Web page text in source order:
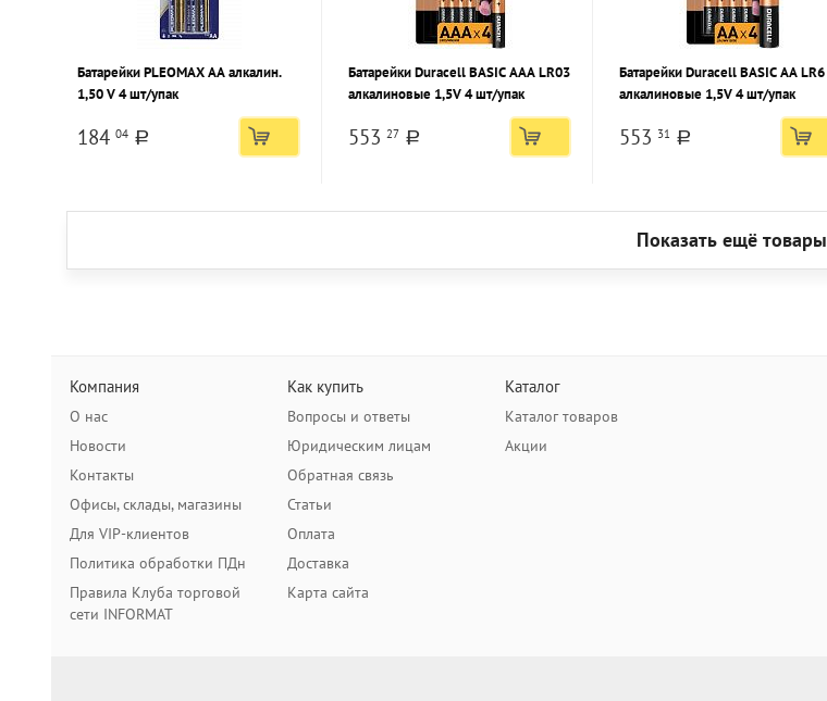
Батарейки PLEOMAX AA алкалин.
1,50 V 4 шт/упак
184 04 a
Батарейки Duracell BASIC AAA LR03
алкалиновые 1,5V 4 шт/упак
553 27 a
Батарейки Duracell BASIC AA LR6
алкалиновые 1,5V 4 шт/упак
553 31 a
Показать ещё товары
Компания
О нас
Новости
Контакты
Офисы, склады, магазины
Для VIP-клиентов
Политика обработки ПДн
Правила Клуба торговой
сети INFORMAT
Как купить
Вопросы и ответы
Юридическим лицам
Обратная связь
Статьи
Оплата
Доставка
Карта сайта
Каталог
Каталог товаров
Акции